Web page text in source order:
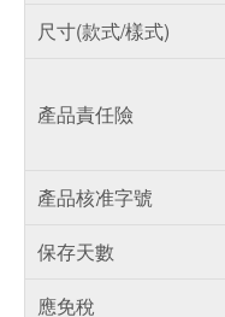
尺寸(款式/樣式)
產品責任險
產品核准字號
保存天數
應免稅